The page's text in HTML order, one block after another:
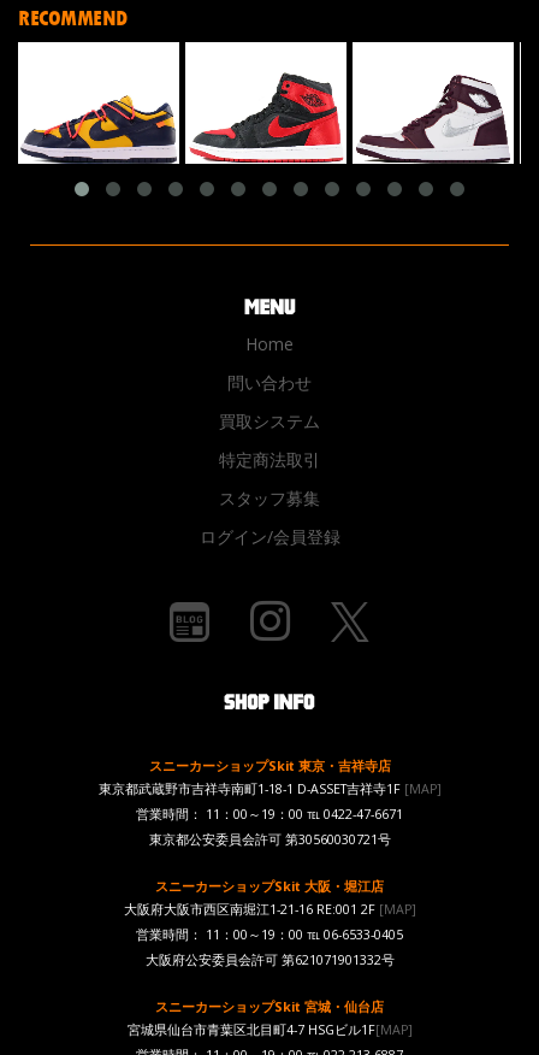
RECOMMEND
Home
問い合わせ
買取システム
特定商法取引
スタッフ募集
ログイン/会員登録
スニーカーショップSkit 東京・吉祥寺店
東京都武蔵野市吉祥寺南町1-18-1 D-ASSET吉祥寺1F [MAP]
営業時間： 11：00～19：00 ℡ 0422-47-6671
東京都公安委員会許可 第30560030721号
スニーカーショップSkit 大阪・堀江店
大阪府大阪市西区南堀江1-21-16 RE:001 2F[MAP]
営業時間： 11：00～19：00 ℡ 06-6533-0405
大阪府公安委員会許可 第621071901332号
スニーカーショップSkit 宮城・仙台店
宮城県仙台市青葉区北目町4-7 HSGビル1F[MAP]